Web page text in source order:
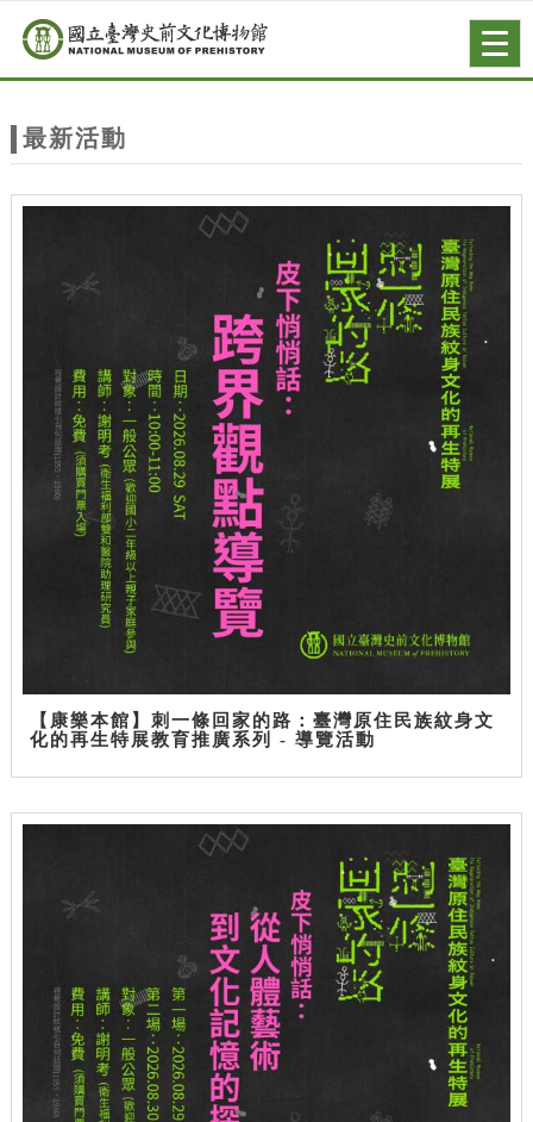
站
主
跳到主要內容
網站導覽
最新活動
【康樂本館】刺一條回家的路：臺灣原住民族紋身文
化的再生特展教育推廣系列 - 導覽活動